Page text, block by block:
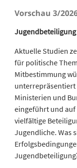
Vorschau 3/
Aktuelle Studien
für politische
Mitbestimmung
unterrepräsentiert
Ministerien und
eingeführt und auf
vielfältige
Jugendliche. Was